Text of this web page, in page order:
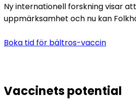
Ny internationell forskning visar att
uppmärksamhet och nu kan
Boka tid för bältros-vaccin
Vaccinets potential